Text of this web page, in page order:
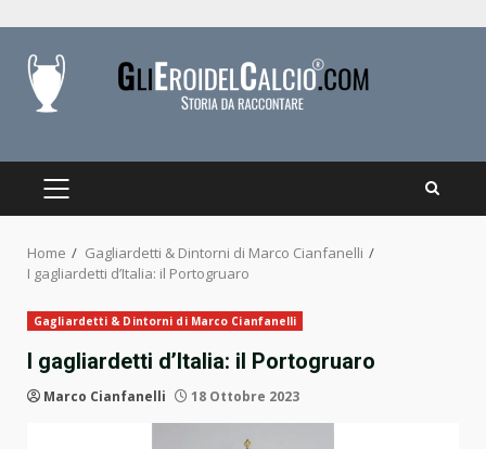
content
PRIMARY
Home
Gagliardetti & Dintorni di Marco Cianfanelli
I gagliardetti d’Italia: il Portogruaro
Gagliardetti & Dintorni di Marco Cianfanelli
I gagliardetti d’Italia: il Portogruaro
Marco Cianfanelli 18 Ottobre 2023